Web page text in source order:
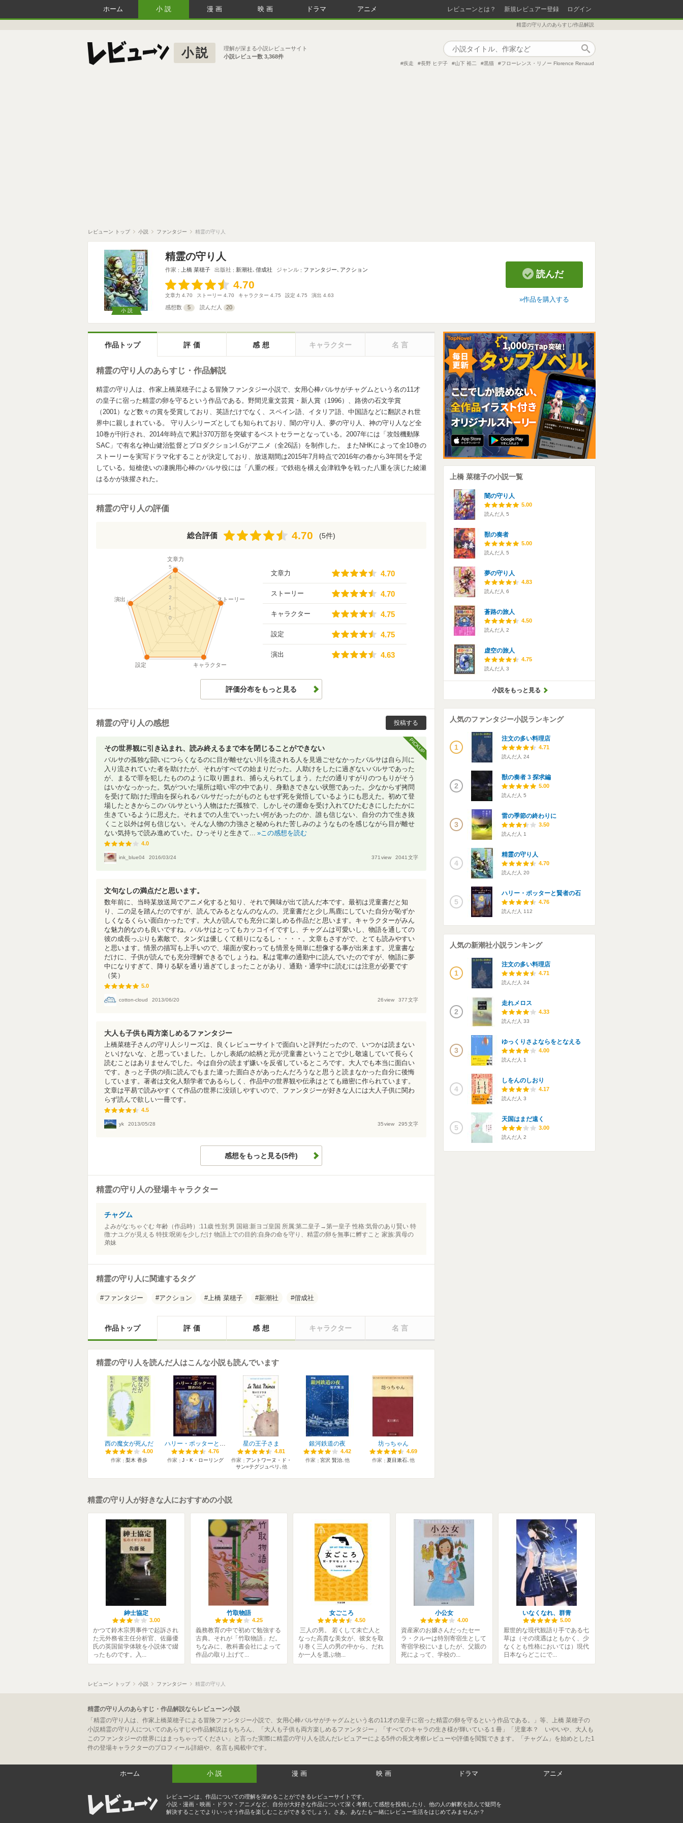
ホーム 小説 漫画 映画 ドラマ アニメ レビューンとは？ 新規レビュアー登録 ログイン
精霊の守り人のあらすじ/作品解説
小説
理解が深まる小説レビューサイト
小説レビュー数 3,368件
疾走 長野 ヒデ子 山下 裕二 黒猫 フローレンス・リノー Florence Renaud
レビューン トップ 小説 ファンタジー 精霊の守り人
小説
精霊の守り人
作家 上橋 菜穂子 出版社 新潮社､ 偕成社 ジャンル ファンタジー､ アクション
4.70
4.70
文章力 4.70 ストーリー 4.70 キャラクター 4.75 設定 4.75 演出 4.63
感想数 5 読んだ人 20
読んだ
作品を購入する
作品トップ 評価 感想 キャラクター 名言
精霊の守り人のあらすじ・作品解説
精霊の守り人は、作家上橋菜穂子による冒険ファンタジー小説で、女用心棒バルサがチャグムという名の11才
の皇子に宿った精霊の卵を守るという作品である。野間児童文芸賞・新人賞（1996）、路傍の石文学賞
（2001）など数々の賞を受賞しており、英語だけでなく、スペイン語、イタリア語、中国語などに翻訳され世
界中に親しまれている。 守り人シリーズとしても知られており、闇の守り人、夢の守り人、神の守り人など全
10巻が刊行され、2014年時点で累計370万部を突破するベストセラーとなっている。2007年には「攻殻機動隊
SAC」で有名な神山健治監督とプロダクションI.Gがアニメ（全26話）を制作した。 またNHKによって全10巻の
ストーリーを実写ドラマ化することが決定しており、放送期間は2015年7月時点で2016年の春から3年間を予定
している。短槍使いの凄腕用心棒のバルサ役には「八重の桜」で鉄砲を構え会津戦争を戦った八重を演じた綾瀬
はるかが抜擢された。
精霊の守り人の評価
総合評価 4.70
4.70 (5件)
文章力
ストーリー
キャラクター
設定
演出
0
1
2
3
4
5
文章力 4.70
4.70
ストーリー 4.70
4.70
キャラクター 4.75
4.75
設定 4.75
4.75
演出 4.63
4.63
評価分布をもっと見る
精霊の守り人の感想 投稿する
その世界観に引き込まれ、読み終えるまで本を閉じることができない
バルサの孤独な闘いにつらくなるのに目が離せない川を流される人を見過ごせなかったバルサは自ら川に
入り流されていた者を助けたが、それがすべての始まりだった。人助けをしたに過ぎないバルサであった
が、まるで罪を犯したもののように取り囲まれ、捕らえられてしまう。ただの通りすがりのつもりがそう
はいかなっかった。気がついた場所は暗い牢の中であり、身動きできない状態であった。少なからず拷問
を受けて助けた理由を探られるバルサだったがものともせず死を覚悟しているようにも思えた。初めて登
場したときからこのバルサという人物はただ孤独で、しかしその運命を受け入れてひたむきにしたたかに
生きているように思えた。それまでの人生でいったい何があったのか、誰も信じない、自分の力で生き抜
くこと以外は何も信じない。そんな人物の力強さと秘められた苦しみのようなものを感じながら目が離せ
ない気持ちで読み進めていた。ひっそりと生きて...
この感想を読む
4.0
4.0
ink_blue04 2016/03/24 371 view 2041 文字
PICKUP
文句なしの満点だと思います。
数年前に、当時某放送局でアニメ化すると知り、それで興味が出て読んだ本です。最初は児童書だと知
り、二の足を踏んだのですが、読んでみるとなんのなんの。児童書だと少し馬鹿にしていた自分が恥ずか
しくなるくらい面白かったです。大人が読んでも充分に楽しめる作品だと思います。キャラクターがみん
な魅力的なのも良いですね。バルサはとってもカッコイイですし、チャグムは可愛いし、物語を通しての
彼の成長っぷりも素敵で、タンダは優しくて頼りになるし・・・・。文章もさすがで、とても読みやすい
と思います。情景の描写も上手いので、場面が変わっても情景を簡単に想像する事が出来ます。児童書な
だけに、子供が読んでも充分理解できるでしょうね。私は電車の通勤中に読んでいたのですが、物語に夢
中になりすぎて、降りる駅を通り過ぎてしまったことがあり、通勤・通学中に読むには注意が必要です
（笑）
5.0
5.0
cotton-cloud 2013/06/20 26view 377文字
大人も子供も両方楽しめるファンタジー
上橋菜穂子さんの守り人シリーズは、良くレビューサイトで面白いと評判だったので、いつかは読まない
といけないな、と思っていました。しかし表紙の絵柄と元が児童書ということで少し敬遠していて長らく
読むことはありませんでした。今は自分の読まず嫌いを反省しているところです。大人でも本当に面白い
です。きっと子供の頃に読んでもまた違った面白さがあったんだろうなと思うと読まなかった自分に後悔
しています。著者は文化人類学者であるらしく、作品中の世界観や伝承はとても緻密に作られています。
文章は平易で読みやすくて作品の世界に没頭しやすいので、ファンタジーが好きな人には大人子供に関わ
らず読んで欲しい一冊です。
4.5
4.5
yk 2013/05/28 35view 295文字
感想をもっと見る(5件)
精霊の守り人の登場キャラクター
チャグム
よみがな:ちゃぐむ 年齢（作品時）:11歳 性別:男 国籍:新ヨゴ皇国 所属:第二皇子→第一皇子 性格:気骨のあり賢い 特
徴:ナユグが見える 特技:呪術を少しだけ 物語上での目的:自身の命を守り、精霊の卵を無事に孵すこと 家族:異母の
弟妹
精霊の守り人に関連するタグ
ファンタジー アクション 上橋 菜穂子 新潮社 偕成社
作品トップ 評価 感想 キャラクター 名言
精霊の守り人を読んだ人はこんな小説も読んでいます
西の魔女が死んだ
4.00
4.00
作家 梨木 香歩
ハリー・ポッターと賢者の石
4.76
4.76
作家 J・K・ローリング
星の王子さま
4.81
4.81
作家
アントワーヌ・ド・
サン=テグジュペリ､他
銀河鉄道の夜
4.42
4.42
作家 宮沢 賢治､他
坊っちゃん
4.69
4.69
作家 夏目漱石､他
上橋 菜穂子の小説一覧
闇の守り人
5.00
読んだ人 5
獣の奏者
5.00
読んだ人 5
夢の守り人
4.83
読んだ人 6
蒼路の旅人
4.50
読んだ人 2
虚空の旅人
4.75
読んだ人 3
小説をもっと見る
人気のファンタジー小説ランキング
1
注文の多い料理店
4.71
読んだ人 24
2
獣の奏者 3 探求編
5.00
読んだ人 5
3
雷の季節の終わりに
3.50
読んだ人 1
4
精霊の守り人
4.70
読んだ人 20
5
ハリー・ポッターと賢者の石
4.76
読んだ人 112
人気の新潮社小説ランキング
1
注文の多い料理店
4.71
読んだ人 24
2
走れメロス
4.33
読んだ人 33
3
ゆっくりさよならをとなえる
4.00
読んだ人 1
4
しをんのしおり
4.17
読んだ人 3
5
天国はまだ遠く
3.00
読んだ人 2
精霊の守り人が好きな人におすすめの小説
紳士協定
3.00
かつて鈴木宗男事件で起訴され
た元外務省主任分析官、佐藤優
氏の英国留学体験を小説体で綴
ったものです。入...
竹取物語
4.25
義務教育の中で初めて勉強する
古典。それが「竹取物語」だ。
ちなみに、教科書会社によって
作品の取り上げて...
女ごころ
4.50
三人の男。 若くして未亡人と
なった高貴な美女が、彼女を取
り巻く三人の男の中から、だれ
か一人を選ぶ物...
小公女
4.00
資産家のお嬢さんだったセー
ラ・クルーは特別寄宿生として
寄宿学校にいましたが、父親の
死によって、学校の...
いなくなれ、群青
5.00
厭世的な現代観語り手である七
草は（その境遇はともかく、少
なくとも性格においては）現代
日本ならどこにで...
レビューン トップ 小説 ファンタジー 精霊の守り人
精霊の守り人のあらすじ・作品解説ならレビューン小説
「精霊の守り人は、作家上橋菜穂子による冒険ファンタジー小説で、女用心棒バルサがチャグムという名の11才の皇子に宿った精霊の卵を守るという作品である。」等、上橋 菜穂子の
小説精霊の守り人についてのあらすじや作品解説はもちろん、「大人も子供も両方楽しめるファンタジー」「すべてのキャラの生き様が輝いている１冊」「児童本？ いやいや、大人も
このファンタジーの世界にはまっちゃってください」と言った実際に精霊の守り人を読んだレビュアーによる5件の長文考察レビューや評価を閲覧できます。「チャグム」を始めとした1
件の登場キャラクターのプロフィール詳細や、名言も掲載中です。
ホーム 小説 漫画 映画 ドラマ アニメ
レビューンは、作品についての理解を深めることができるレビューサイトです。
小説・漫画・映画・ドラマ・アニメなど、自分が大好きな作品について深く考察して感想を投稿したり、他の人の解釈を読んで疑問を
解決することでよりいっそう作品を楽しむことができるでしょう。さあ、あなたも一緒にレビュー生活をはじめてみませんか？